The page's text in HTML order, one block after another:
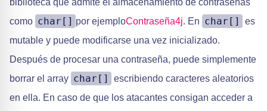
biblioteca que admite el almacenamiento de contraseñas
como char[] por ejemploContraseña4j. En char[]
es
mutable y puede modificarse una vez inicializado.
Después de procesar una contraseña, puede simplemente
borrar el array char[]
escribiendo caracteres aleatorios
en ella. En caso de que los atacantes consigan acceder a